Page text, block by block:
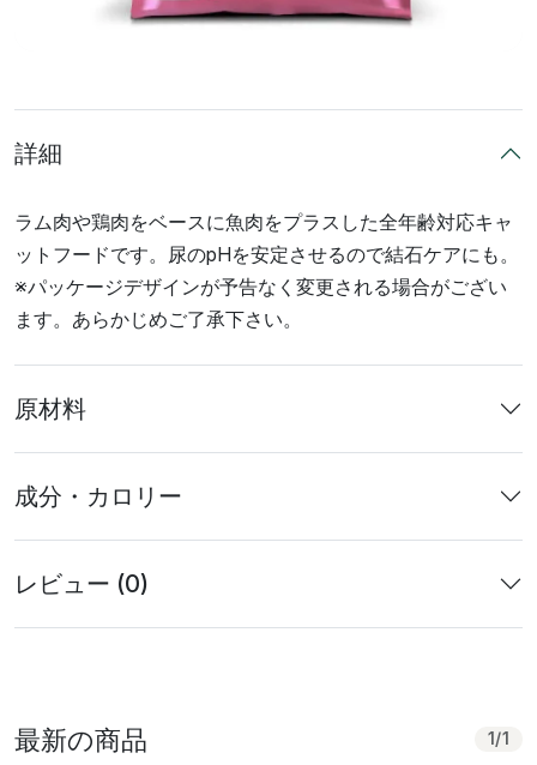
詳細
ラム肉や鶏肉をベースに魚肉をプラスした全年齢対応キャ
ットフードです。尿のpHを安定させるので結石ケアにも。
※パッケージデザインが予告なく変更される場合がござい
ます。あらかじめご了承下さい。
原材料
成分・カロリー
レビュー (0)
最新の商品 1 /1